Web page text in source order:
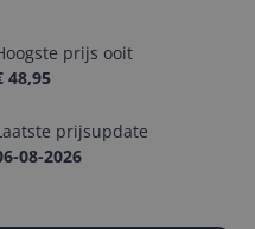
prijs ooit
48,95
prijsupdate
08-2026